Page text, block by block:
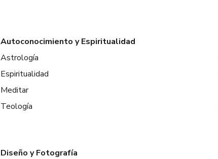
Autoconocimiento y Espiritualidad
Astrología
Espiritualidad
Meditar
Teología
Diseño y Fotografía